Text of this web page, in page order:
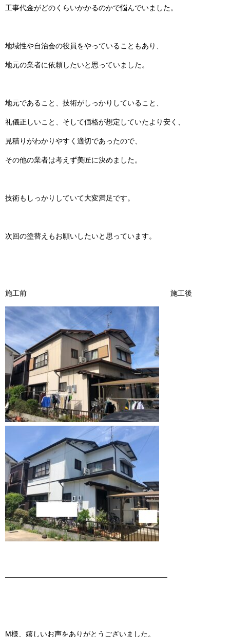
工事代金がどのくらいかかるのかで悩んでいました。
地域性や自治会の役員をやっていることもあり、
地元の業者に依頼したいと思っていました。
地元であること、技術がしっかりしていること、
礼儀正しいこと、そして価格が想定していたより安く、
見積りがわかりやすく適切であったので、
その他の業者は考えず美匠に決めました。
技術もしっかりしていて大変満足です。
次回の塗替えもお願いしたいと思っています。
施工前 施工後
——————————————————————–
M様、嬉しいお声をありがとうございました。